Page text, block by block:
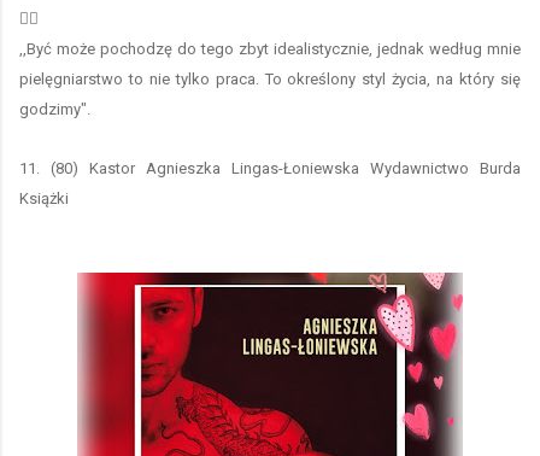
👩‍⚕️
,,Być może pochodzę do tego zbyt idealistycznie, jednak według mnie
pielęgniarstwo to nie tylko praca. To określony styl życia, na który się
godzimy".
11. (80) Kastor Agnieszka Lingas-Łoniewska Wydawnictwo Burda
Książki